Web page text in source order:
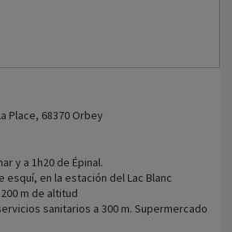
Place, 68370 Orbey
y a 1h20 de Épinal.
esquí, en la estación del Lac Blanc
m de altitud
sanitarios a 300 m. Supermercado